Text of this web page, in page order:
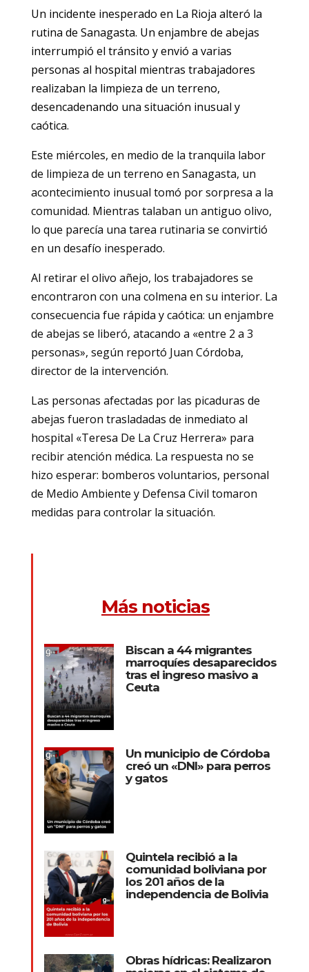
Un incidente inesperado en La Rioja alteró la
rutina de Sanagasta. Un enjambre de abejas
interrumpió el tránsito y envió a varias
personas al hospital mientras trabajadores
realizaban la limpieza de un terreno,
desencadenando una situación inusual y
caótica.
Este miércoles, en medio de la tranquila labor
de limpieza de un terreno en Sanagasta, un
acontecimiento inusual tomó por sorpresa a la
comunidad. Mientras talaban un antiguo olivo,
lo que parecía una tarea rutinaria se convirtió
en un desafío inesperado.
Al retirar el olivo añejo, los trabajadores se
encontraron con una colmena en su interior. La
consecuencia fue rápida y caótica: un enjambre
de abejas se liberó, atacando a «entre 2 a 3
personas», según reportó Juan Córdoba,
director de la intervención.
Las personas afectadas por las picaduras de
abejas fueron trasladadas de inmediato al
hospital «Teresa De La Cruz Herrera» para
recibir atención médica. La respuesta no se
hizo esperar: bomberos voluntarios, personal
de Medio Ambiente y Defensa Civil tomaron
medidas para controlar la situación.
Más noticias
Biscan a 44 migrantes
marroquíes desaparecidos
tras el ingreso masivo a
Ceuta
Un municipio de Córdoba
creó un «DNI» para perros
y gatos
Quintela recibió a la
comunidad boliviana por
los 201 años de la
independencia de Bolivia
Obras hídricas: Realizaron